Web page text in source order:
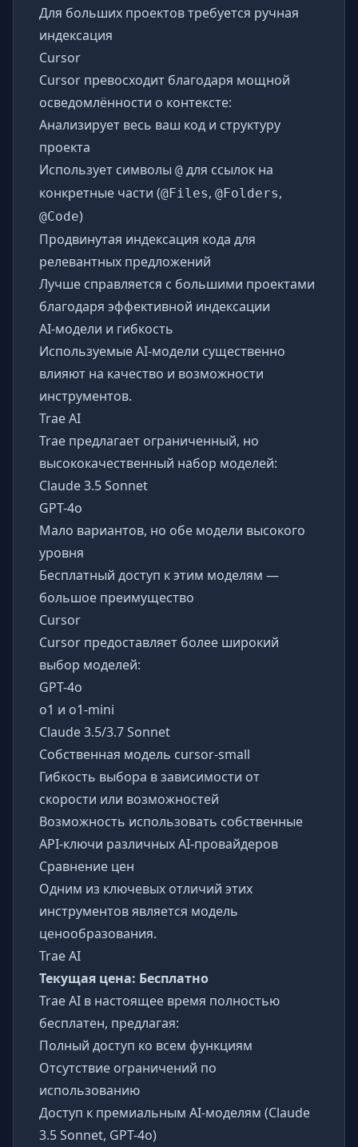
Для больших проектов требуется ручная
индексация
Cursor
Cursor превосходит благодаря мощной
осведомлённости о контексте:
Анализирует весь ваш код и структуру
проекта
Использует символы @ для ссылок на
конкретные части (@Files, @Folders,
@Code)
Продвинутая индексация кода для
релевантных предложений
Лучше справляется с большими проектами
благодаря эффективной индексации
AI-модели и гибкость
Используемые AI-модели существенно
влияют на качество и возможности
инструментов.
Trae AI
Trae предлагает ограниченный, но
высококачественный набор моделей:
Claude 3.5 Sonnet
GPT-4o
Мало вариантов, но обе модели высокого
уровня
Бесплатный доступ к этим моделям —
большое преимущество
Cursor
Cursor предоставляет более широкий
выбор моделей:
GPT-4o
o1 и o1-mini
Claude 3.5/3.7 Sonnet
Собственная модель cursor-small
Гибкость выбора в зависимости от
скорости или возможностей
Возможность использовать собственные
API-ключи различных AI-провайдеров
Сравнение цен
Одним из ключевых отличий этих
инструментов является модель
ценообразования.
Trae AI
Текущая цена: Бесплатно
Trae AI в настоящее время полностью
бесплатен, предлагая:
Полный доступ ко всем функциям
Отсутствие ограничений по
использованию
Доступ к премиальным AI-моделям (Claude
3.5 Sonnet, GPT-4o)